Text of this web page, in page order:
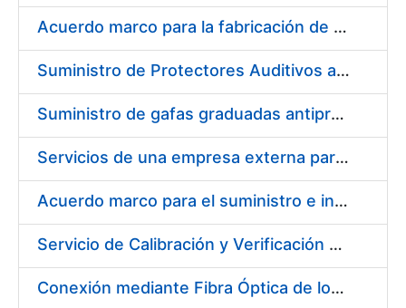
Show/Hide
Acuerdo marco para la fabricación de piezas
Suministro de Protectores Auditivos a medida para las personas trabajadoras de los Centros de Trabajo de Madrid y Burgos
Suministro de gafas graduadas antiproyecciones para los trabajadores de la FNMT-RCM en los centros de trabajo de Madrid y Burgos
Servicios de una empresa externa para el asesoramiento y resolución de los recursos de alzada que se presentan relacionados con procesos de selección para la FNMT-RCM
Acuerdo marco para el suministro e instalación de persianas, estores y otros complementos
Servicio de Calibración y Verificación Externa de los Equipos de Medición del Servicio de Prevención de la FNMT-RCM
Conexión mediante Fibra Óptica de los Centros de Proceso de Datos (CPDs) de las sedes de la FNMT-RCM de Burgos y Madrid